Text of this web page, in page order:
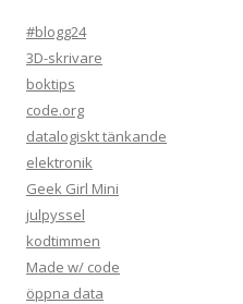
#blogg24
3D-skrivare
boktips
code.org
datalogiskt tänkande
elektronik
Geek Girl Mini
julpyssel
kodtimmen
Made w/ code
öppna data